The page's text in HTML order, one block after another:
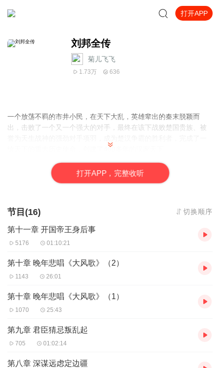
打开APP
刘邦全传
菊儿飞飞
1.73万 636
一个放荡不羁的市井小民，在天下大乱，英雄辈出的秦末脱颖而
出，击败了一个又一个强大的对手，最终在该下战败楚国贵族、被
统天下的重大历史使命，创建了400多年的汉家天下。
打开APP，完整收听
节目(16) 切换顺序
第十一章 开国帝王身后事
5176 01:10:21
第十章 晚年悲唱《大风歌》（2）
1143 26:01
第十章 晚年悲唱《大风歌》（1）
1070 25:43
第九章 君臣猜忌叛乱起
705 01:02:14
第八章 深谋远虑定边疆